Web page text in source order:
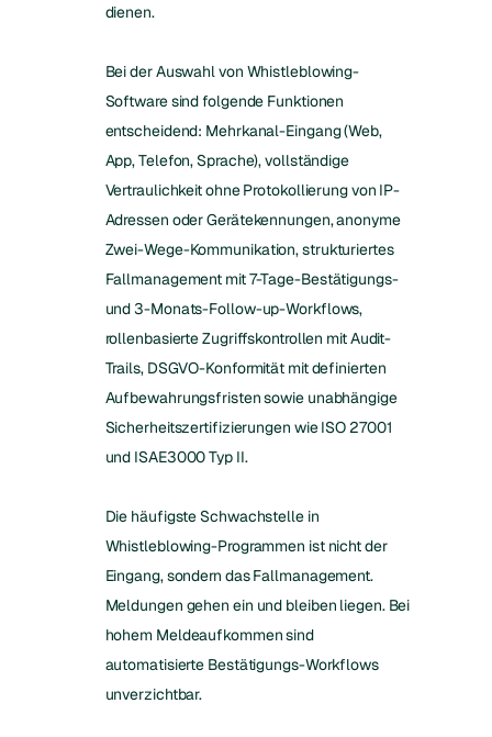
dienen.
Bei der Auswahl von Whistleblowing-
Software sind folgende Funktionen
entscheidend: Mehrkanal-Eingang (Web,
App, Telefon, Sprache), vollständige
Vertraulichkeit ohne Protokollierung von IP-
Adressen oder Gerätekennungen, anonyme
Zwei-Wege-Kommunikation, strukturiertes
Fallmanagement mit 7-Tage-Bestätigungs-
und 3-Monats-Follow-up-Workflows,
rollenbasierte Zugriffskontrollen mit Audit-
Trails, DSGVO-Konformität mit definierten
Aufbewahrungsfristen sowie unabhängige
Sicherheitszertifizierungen wie ISO 27001
und ISAE3000 Typ II.
Die häufigste Schwachstelle in
Whistleblowing-Programmen ist nicht der
Eingang, sondern das Fallmanagement.
Meldungen gehen ein und bleiben liegen. Bei
hohem Meldeaufkommen sind
automatisierte Bestätigungs-Workflows
unverzichtbar.